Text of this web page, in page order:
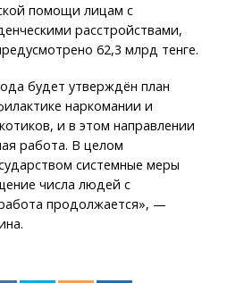
помощи лицам с
расстройствами,
62,3 млрд тенге.
будет утверждён план
наркомании и
и в этом направлении
работа. В целом
системные меры
числа людей с
продолжается», —